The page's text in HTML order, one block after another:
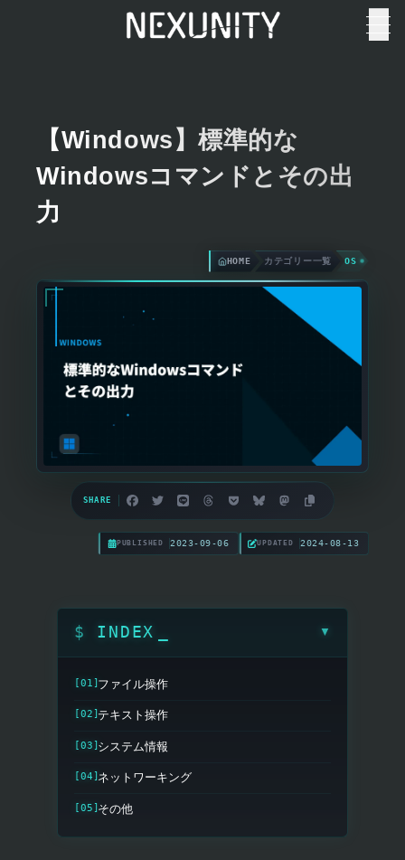
【Windows】標準的な
Windowsコマンドとその出
力
HOME カテゴリー一覧 OS
SHARE
PUBLISHED 2023-09-06 UPDATED 2024-08-13
INDEX ▼
ファイル操作
テキスト操作
システム情報
ネットワーキング
その他